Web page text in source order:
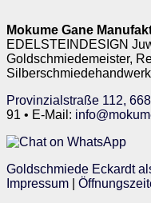
Mokume Gane
EDELSTEINDESIGN
Goldschmiedemeister,
Silberschmiedehandwerk
Provinzialstraße 112,
91 • E-Mail:
Goldschmiede Eckardt
Impressum